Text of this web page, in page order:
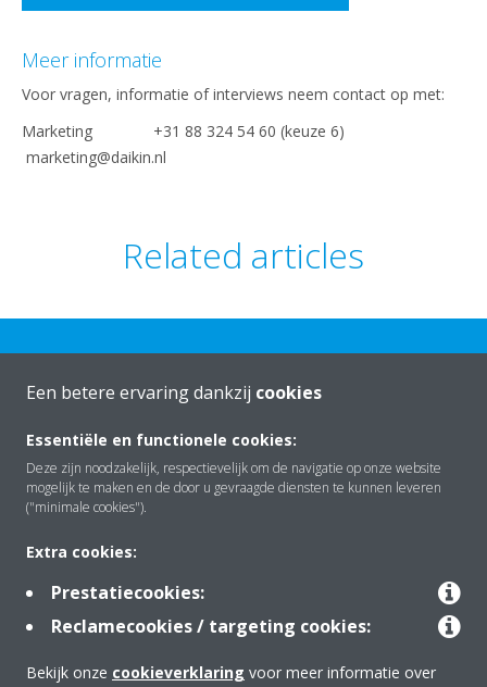
Meer informatie
Voor vragen, informatie of interviews neem contact op met:
Marketing +31 88 324 54 60 (keuze 6)
marketing@daikin.nl
Related articles
Over Daikin
Een betere ervaring dankzij cookies
Essentiële en functionele cookies:
Deze zijn noodzakelijk, respectievelijk om de navigatie op onze website
mogelijk te maken en de door u gevraagde diensten te kunnen leveren
("minimale cookies").
Extra cookies:
Prestatiecookies:
Reclamecookies / targeting cookies:
Bekijk onze cookieverklaring voor meer informatie over